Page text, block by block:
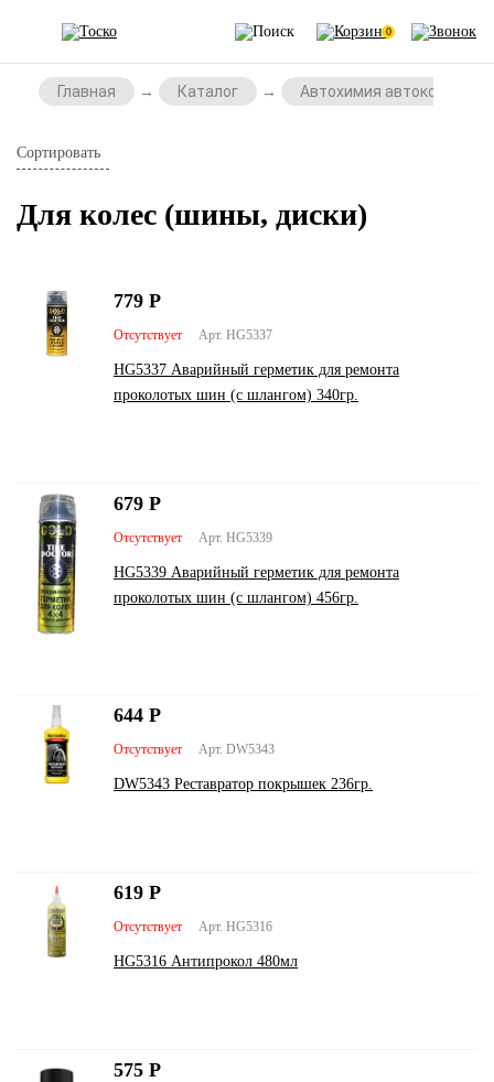
0
Главная Каталог Автохимия
Сортировать
Для колес (шины, диски)
Арт. HG5337
Отсутствует
HG5337 Аварийный герметик для ремонта
проколотых шин (с шлангом) 340гр.
779 Р
Арт. HG5339
Отсутствует
HG5339 Аварийный герметик для ремонта
проколотых шин (с шлангом) 456гр.
679 Р
Арт. DW5343
Отсутствует
DW5343 Реставратор покрышек 236гр.
644 Р
Арт. HG5316
Отсутствует
HG5316 Антипрокол 480мл
619 Р
575 Р